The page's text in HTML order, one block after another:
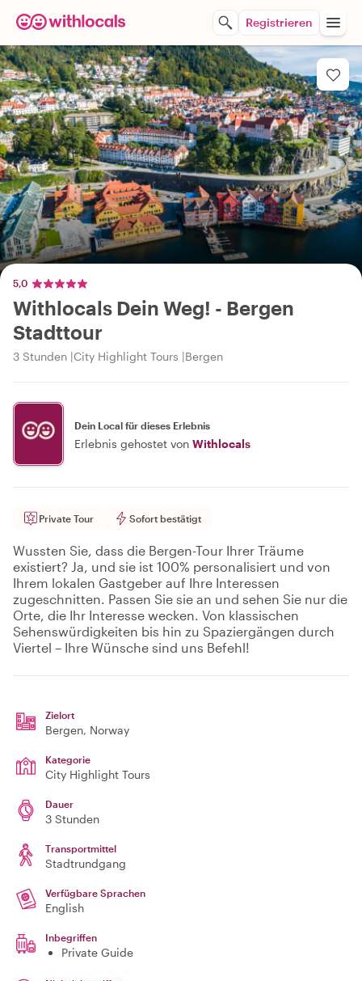
Registrieren
5,0
Withlocals Dein Weg! - Bergen
Stadttour
3 Stunden City Highlight Tours Bergen
Dein Local für dieses Erlebnis
Erlebnis gehostet von Withlocals
Private Tour Sofort bestätigt
Wussten Sie, dass die Bergen-Tour Ihrer Träume
existiert? Ja, und sie ist 100% personalisiert und von
Ihrem lokalen Gastgeber auf Ihre Interessen
zugeschnitten. Passen Sie sie an und sehen Sie nur die
Orte, die Ihr Interesse wecken. Von klassischen
Sehenswürdigkeiten bis hin zu Spaziergängen durch
Viertel – Ihre Wünsche sind uns Befehl!
Zielort
Bergen, Norway
Kategorie
City Highlight Tours
Dauer
3 Stunden
Transportmittel
Stadtrundgang
Verfügbare Sprachen
English
Inbegriffen
Private Guide